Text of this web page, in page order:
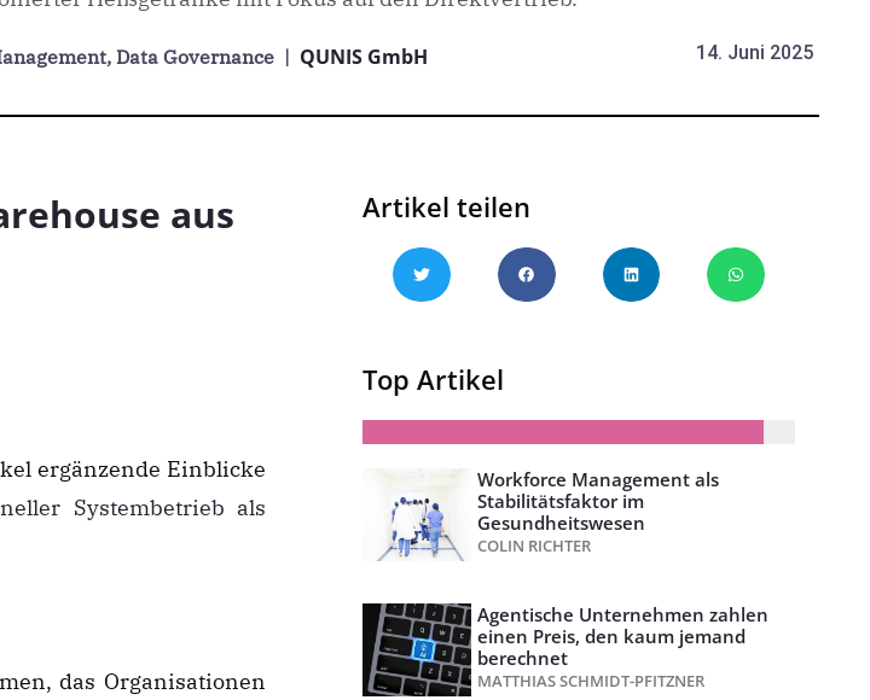
Data Governance | QUNIS GmbH 14. Juni 2025
aus
ergänzende Einblicke
Systembetrieb als
das Organisationen
Artikel teilen
Top Artikel
Workforce Management als
Stabilitätsfaktor im
Gesundheitswesen
COLIN RICHTER
Agentische Unternehmen zahlen
einen Preis, den kaum jemand
berechnet
MATTHIAS SCHMIDT-PFITZNER